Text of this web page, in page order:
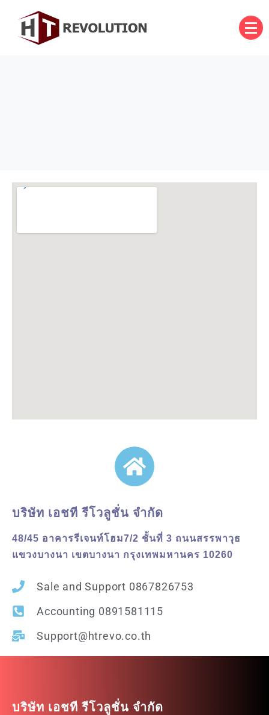
บริษัท เอชที รีโวลูชั่น จำกัด
48/45 อาคารรีเจนท์โฮม7/2 ชั้นที่ 3 ถนนสรรพาวุธ
แขวงบางนา เขตบางนา กรุงเทพมหานคร 10260
Sale and Support 0867826753
Accounting 0891581115
Support@htrevo.co.th
บริษัท เอชที รีโวลูชั่น จำกัด